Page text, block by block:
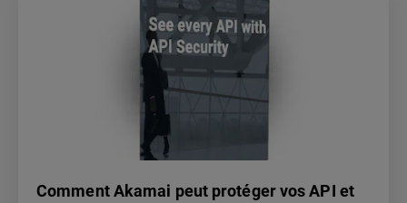
Comment Akamai peut protéger vos API et